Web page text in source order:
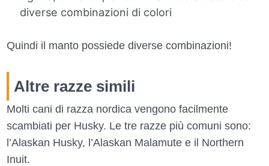
diverse combinazioni di colori
Quindi il manto possiede diverse combinazioni!
Altre razze simili
Molti cani di razza nordica vengono facilmente
scambiati per Husky. Le tre razze più comuni sono:
l’Alaskan Husky, l’Alaskan Malamute e il Northern
Inuit.